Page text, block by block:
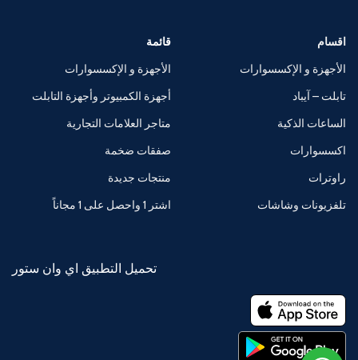
اقسام
الأجهزة و الإكسسوارات
تابلت – آيباد
الساعات الذكية
اكسسوارات
راوترات
تلفزيونات وشاشات
قائمة
الأجهزة و الإكسسوارات
أجهزة الكمبيوتر وأجهزة التابلت
متاجر العلامات التجارية
صفقات ضخمة
منتجات جديدة
اشتر 1 واحصل على 1 مجاناً
تحميل التطبيق اي وان ستور